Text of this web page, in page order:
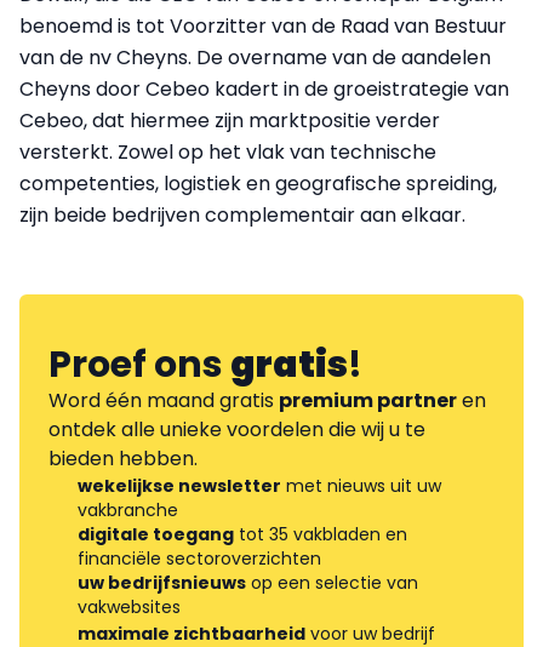
benoemd is tot Voorzitter van de Raad van Bestuur
van de nv Cheyns. De overname van de aandelen
Cheyns door Cebeo kadert in de groeistrategie van
Cebeo, dat hiermee zijn marktpositie verder
versterkt. Zowel op het vlak van technische
competenties, logistiek en geografische spreiding,
zijn beide bedrijven complementair aan elkaar.
Proef onsgratis!
Word één maand gratis premium partneren
ontdek alle unieke voordelen die wij u te
bieden hebben.
wekelijkse newsletter met nieuws uit uw
vakbranche
digitale toegang tot 35 vakbladen en
financiële sectoroverzichten
uw bedrijfsnieuws op een selectie van
vakwebsites
maximale zichtbaarheid voor uw bedrijf